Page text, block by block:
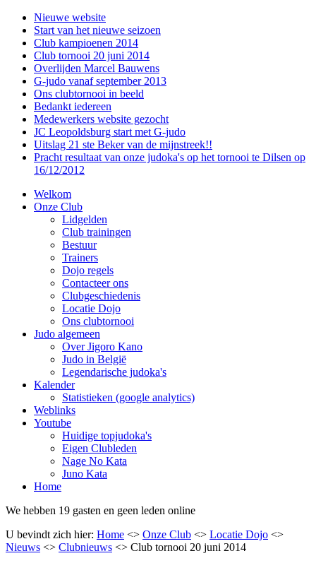
Nieuwe website
Start van het nieuwe seizoen
Club kampioenen 2014
Club tornooi 20 juni 2014
Overlijden Marcel Bauwens
G-judo vanaf september 2013
Ons clubtornooi in beeld
Bedankt iedereen
Medewerkers website gezocht
JC Leopoldsburg start met G-judo
Uitslag 21 ste Beker van de mijnstreek!!
Pracht resultaat van onze judoka's op het tornooi te Dilsen op
16/12/2012
Welkom
Onze Club
Lidgelden
Club trainingen
Bestuur
Trainers
Dojo regels
Contacteer ons
Clubgeschiedenis
Locatie Dojo
Ons clubtornooi
Judo algemeen
Over Jigoro Kano
Judo in België
Legendarische judoka's
Kalender
Statistieken (google analytics)
Weblinks
Youtube
Huidige topjudoka's
Eigen Clubleden
Nage No Kata
Juno Kata
Home
We hebben 19 gasten en geen leden online
U bevindt zich hier: Home <> Onze Club <> Locatie Dojo <>
Nieuws <> Clubnieuws <> Club tornooi 20 juni 2014